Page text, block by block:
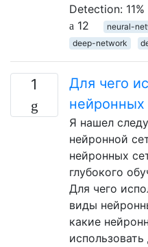
Detection:
12
neural-
deep-network
1
Для чего
нейронных
Я нашел
нейронной
нейронных
глубокого
Для чего
виды
какие